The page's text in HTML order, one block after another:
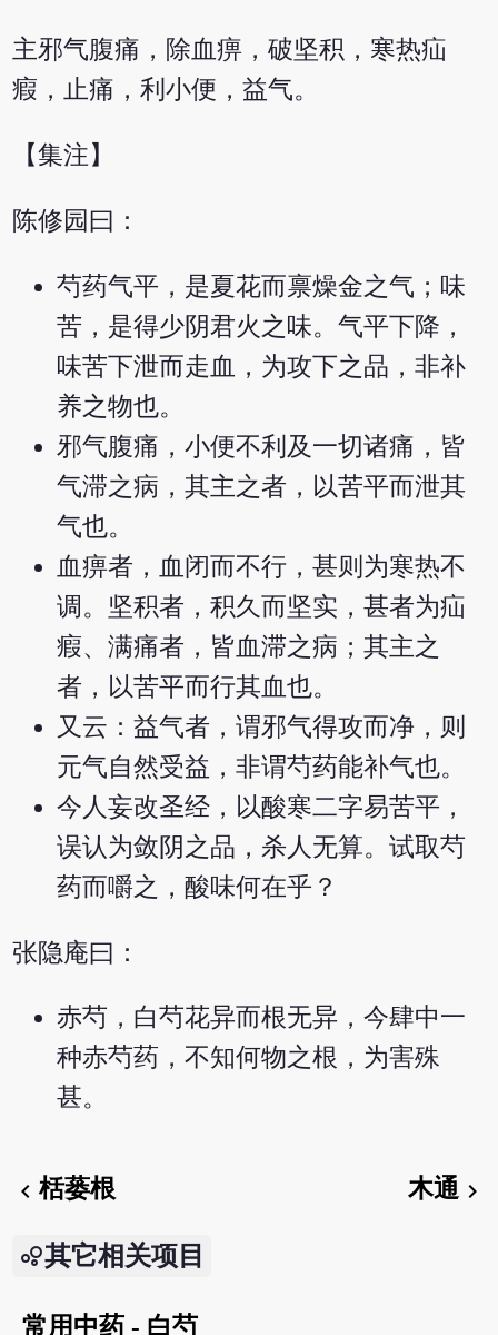
主邪气腹痛，除血痹，破坚积，寒热疝
瘕，止痛，利小便，益气。
【集注】
陈修园曰：
芍药气平，是夏花而禀燥金之气；味
苦，是得少阴君火之味。气平下降，
味苦下泄而走血，为攻下之品，非补
养之物也。
邪气腹痛，小便不利及一切诸痛，皆
气滞之病，其主之者，以苦平而泄其
气也。
血痹者，血闭而不行，甚则为寒热不
调。坚积者，积久而坚实，甚者为疝
瘕、满痛者，皆血滞之病；其主之
者，以苦平而行其血也。
又云：益气者，谓邪气得攻而净，则
元气自然受益，非谓芍药能补气也。
今人妄改圣经，以酸寒二字易苦平，
误认为敛阴之品，杀人无算。试取芍
药而嚼之，酸味何在乎？
张隐庵曰：
赤芍，白芍花异而根无异，今肆中一
种赤芍药，不知何物之根，为害殊
甚。
chevron_left栝蒌根 木通chevron_right
其它相关项目
常用中药 - 白芍